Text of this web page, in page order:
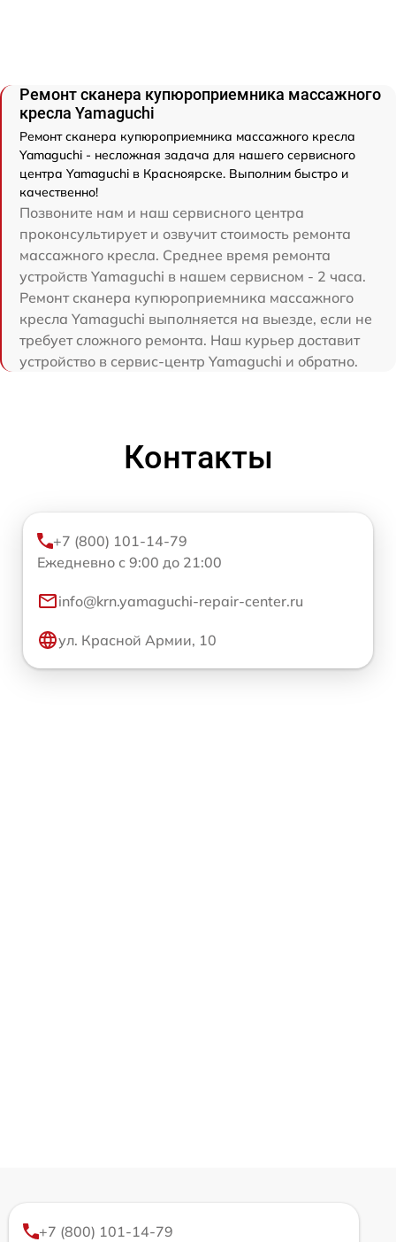
Ремонт сканера купюроприемника массажного
кресла Yamaguchi
Ремонт сканера купюроприемника массажного кресла
Yamaguchi - несложная задача для нашего сервисного
центра Yamaguchi в Красноярске. Выполним быстро и
качественно!
Позвоните нам и наш сервисного центра
проконсультирует и озвучит стоимость ремонта
массажного кресла. Среднее время ремонта
устройств Yamaguchi в нашем сервисном - 2 часа.
Ремонт сканера купюроприемника массажного
кресла Yamaguchi выполняется на выезде, если не
требует сложного ремонта. Наш курьер доставит
устройство в сервис-центр Yamaguchi и обратно.
Контакты
+7 (800) 101-14-79
Ежедневно с 9:00 до 21:00
info@krn.yamaguchi-repair-center.ru
ул. Красной Армии, 10
+7 (800) 101-14-79